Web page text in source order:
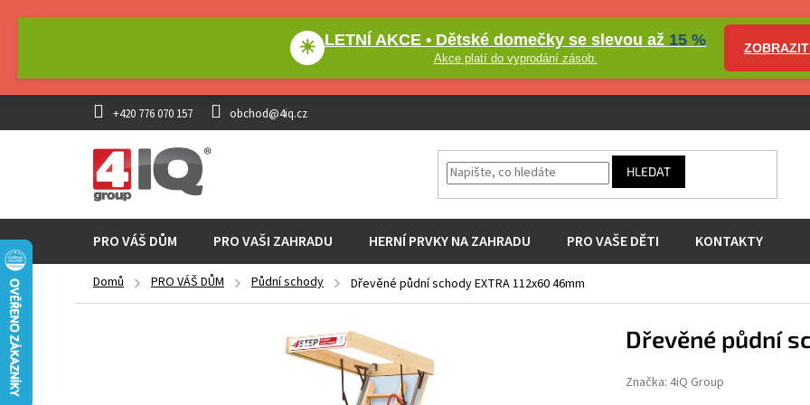
☀ LETNÍ AKCE • Dětské domečky se slevou až 15 %
Akce platí do vyprodání zásob.
+420 776 070 157 obchod@4iq.cz
HLEDAT
PRO VÁŠ DŮM PRO VAŠI ZAHRADU HERNÍ PRVKY NA ZAHRADU PRO VAŠE DĚTI KONTAKTY
Domů PRO VÁŠ DŮM Půdní schody Dřevěné půdní schody EXTRA 112x60 46mm
Dřevěné půdní
Značka: 4iQ Group